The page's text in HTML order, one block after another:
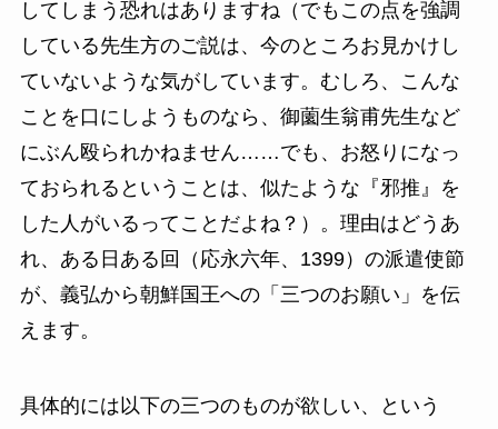
してしまう恐れはありますね（でもこの点を強調
している先生方のご説は、今のところお見かけし
ていないような気がしています。むしろ、こんな
ことを口にしようものなら、御薗生翁甫先生など
にぶん殴られかねません……でも、お怒りになっ
ておられるということは、似たような『邪推』を
した人がいるってことだよね？）。理由はどうあ
れ、ある日ある回（応永六年、1399）の派遣使節
が、義弘から朝鮮国王への「三つのお願い」を伝
えます。
具体的には以下の三つのものが欲しい、という